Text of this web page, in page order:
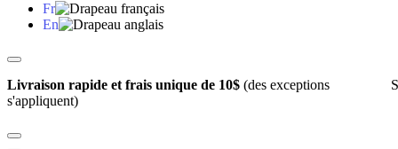
Fr
En
Livraison rapide et frais unique de 10$ (des exceptions
s'appliquent)